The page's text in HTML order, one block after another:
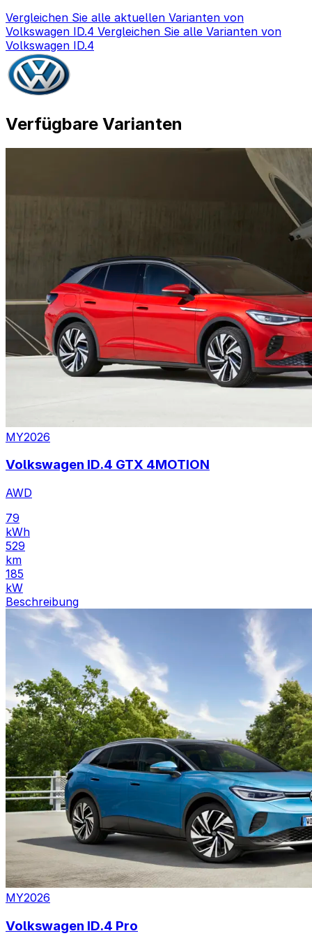
Vergleichen Sie alle aktuellen Varianten von
Volkswagen ID.4 Vergleichen Sie alle Varianten von
Volkswagen ID.4
Verfügbare Varianten
MY2026
Volkswagen ID.4 GTX 4MOTION
AWD
79
kWh
529
km
185
kW
Beschreibung
MY2026
Volkswagen ID.4 Pro